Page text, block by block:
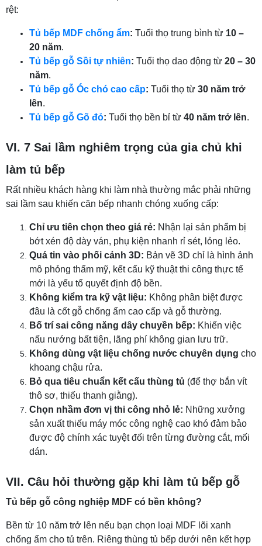
rệt:
Tủ bếp MDF chống ẩm: Tuổi thọ trung bình từ 10 –
20 năm.
Tủ bếp gỗ Sồi tự nhiên: Tuổi thọ dao động từ 20 – 30
năm.
Tủ bếp gỗ Óc chó cao cấp: Tuổi thọ từ 30 năm trở
lên.
Tủ bếp gỗ Gõ đỏ: Tuổi thọ bền bỉ từ 40 năm trở lên.
VI. 7 Sai lầm nghiêm trọng của gia chủ khi
làm tủ bếp
Rất nhiều khách hàng khi làm nhà thường mắc phải những
sai lầm sau khiến căn bếp nhanh chóng xuống cấp:
Chỉ ưu tiên chọn theo giá rẻ: Nhận lại sản phẩm bị
bớt xén độ dày ván, phụ kiện nhanh rỉ sét, lỏng lẻo.
Quá tin vào phối cảnh 3D: Bản vẽ 3D chỉ là hình ảnh
mô phỏng thẩm mỹ, kết cấu kỹ thuật thi công thực tế
mới là yếu tố quyết định độ bền.
Không kiểm tra kỹ vật liệu: Không phân biệt được
đâu là cốt gỗ chống ẩm cao cấp và gỗ thường.
Bố trí sai công năng dây chuyền bếp: Khiến việc
nấu nướng bất tiện, lãng phí không gian lưu trữ.
Không dùng vật liệu chống nước chuyên dụng cho
khoang chậu rửa.
Bỏ qua tiêu chuẩn kết cấu thùng tủ (để thợ bắn vít
thô sơ, thiếu thanh giằng).
Chọn nhầm đơn vị thi công nhỏ lẻ: Những xưởng
sản xuất thiếu máy móc công nghệ cao khó đảm bảo
được độ chính xác tuyệt đối trên từng đường cắt, mối
dán.
VII. Câu hỏi thường gặp khi làm tủ bếp gỗ
Tủ bếp gỗ công nghiệp MDF có bền không?
Bền từ 10 năm trở lên nếu bạn chọn loại MDF lõi xanh
chống ẩm cho tủ trên. Riêng thùng tủ bếp dưới nên kết hợp